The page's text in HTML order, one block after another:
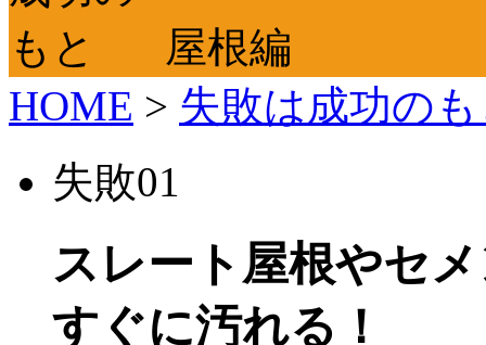
屋根編
HOME > 失敗は成功の
失敗01
スレート屋根やセ
すぐに汚れる！